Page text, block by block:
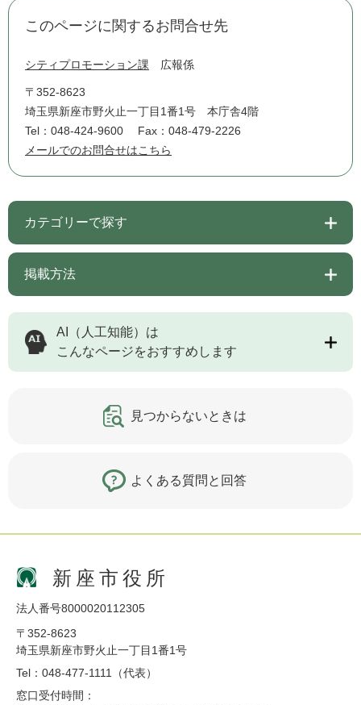
このページに関するお問合せ先
シティプロモーション課 広報係
〒352-8623
埼玉県新座市野火止一丁目1番1号 本庁舎4階
Tel：048-424-9600
Fax：048-479-2226
メールでのお問合せはこちら
カテゴリーで探す
掲載方法
AI（人工知能）は
こんなページをおすすめします
見つからないときは
よくある質問と回答
新座市役所
法人番号8000020112305
〒352-8623
埼玉県新座市野火止一丁目1番1号
Tel：048-477-1111（代表）
窓口受付時間：